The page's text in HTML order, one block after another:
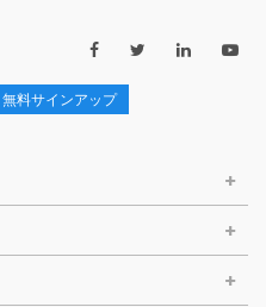
無料サインアップ